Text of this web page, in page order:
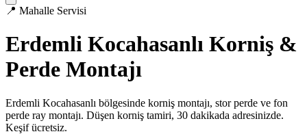
📍 Mahalle Servisi
Erdemli Kocahasanlı Korniş &
Perde Montajı
Erdemli Kocahasanlı bölgesinde korniş montajı, stor perde ve fon
perde ray montajı. Düşen korniş tamiri, 30 dakikada adresinizde.
Keşif ücretsiz.